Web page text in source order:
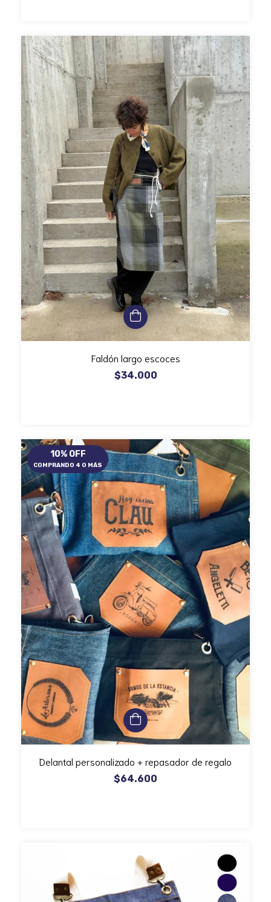
Faldón largo escoces
$34.000
10% OFF
COMPRANDO 4 O MÁS
Delantal personalizado + repasador de regalo
$64.600